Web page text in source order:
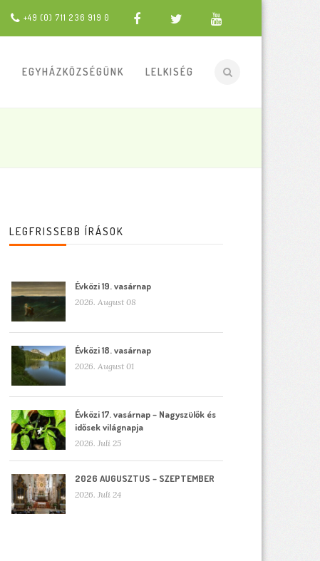
+49 (0) 711 236 919 0
EGYHÁZKÖZSÉGÜNK LELKISÉG
LEGFRISSEBB ÍRÁSOK
Évközi 19. vasárnap
2026. August 08
Évközi 18. vasárnap
2026. August 01
Évközi 17. vasárnap – Nagyszülők és
idősek világnapja
2026. Juli 25
2026 AUGUSZTUS – SZEPTEMBER
2026. Juli 24